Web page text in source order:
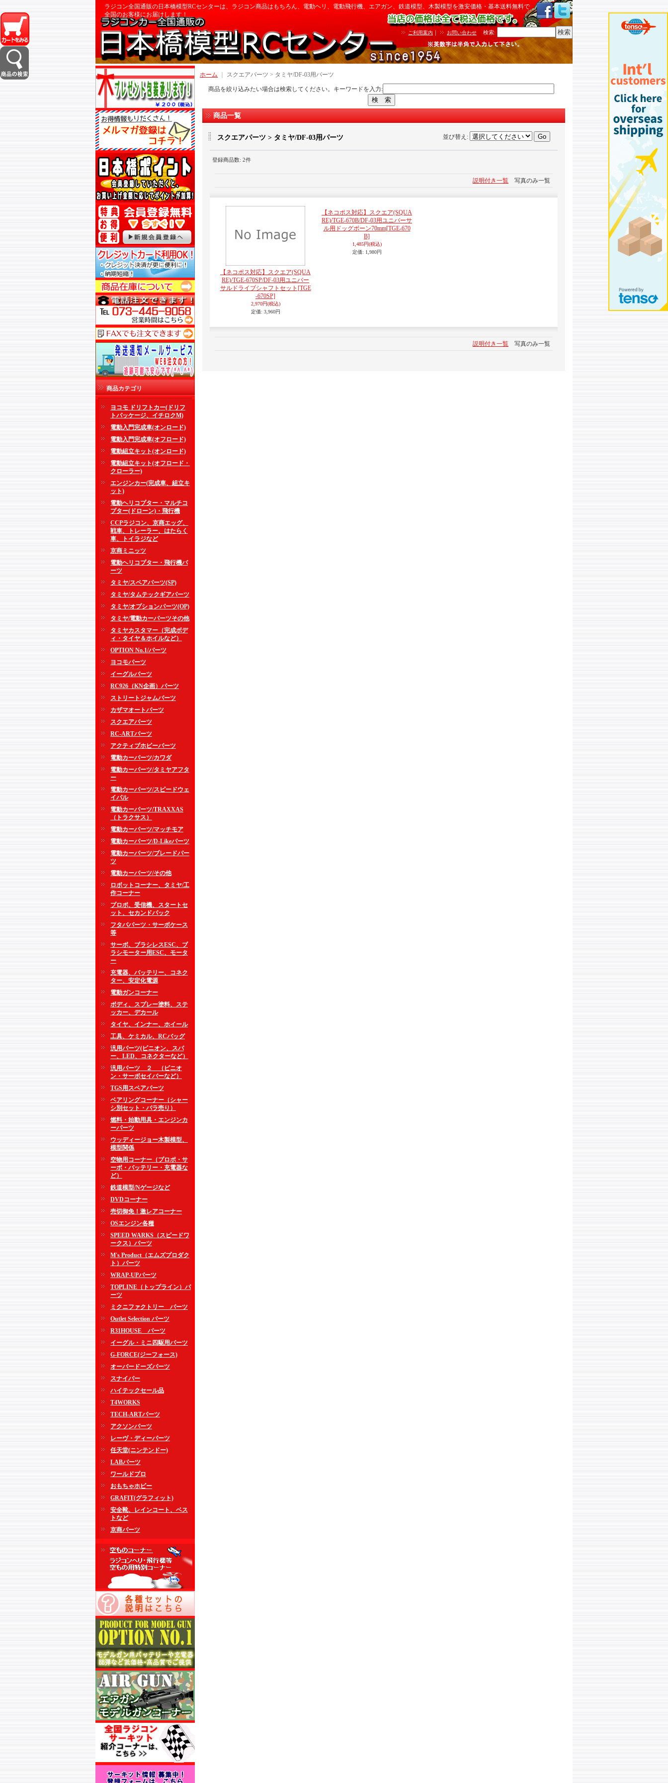
ラジコン全国通販の日本橋模型RCセンターは、ラジコン商品はもちろん、電動ヘリ、電動飛行機、エアガン、鉄道模型、木製模型を激安価格・基本送料無料で
全国のお客様にお届けします！
ご利用案内 ｜ お問い合わせ 検索:
商品カテゴリ
ヨコモ ドリフトカー(ドリフ
トパッケージ、イチロクM)
電動入門完成車(オンロード)
電動入門完成車(オフロード)
電動組立キット(オンロード)
電動組立キット(オフロード・
クローラー)
エンジンカー(完成車、組立キ
ット)
電動ヘリコプター・マルチコ
プター(ドローン)・飛行機
CCPラジコン、京商エッグ、
戦車、トレーラー、はたらく
車、トイラジなど
京商ミニッツ
電動ヘリコプター・飛行機パ
ーツ
タミヤ/スペアパーツ(SP)
タミヤ/タムテックギアパーツ
タミヤ/オプションパーツ(OP)
タミヤ/電動カーパーツその他
タミヤカスタマー（完成ボデ
ィ・タイヤ＆ホイルなど）
OPTION No.1/パーツ
ヨコモパーツ
イーグルパーツ
RC926（KN企画）パーツ
ストリートジャムパーツ
カザマオートパーツ
スクエアパーツ
RC-ARTパーツ
アクティブホビーパーツ
電動カーパーツ/カワダ
電動カーパーツ/タミヤアフタ
ー
電動カーパーツ/スピードウェ
イパル
電動カーパーツ/TRAXXAS
（トラクサス）
電動カーパーツ/マッチモア
電動カーパーツ/D-Likeパーツ
電動カーパーツ/ブレードパー
ツ
電動カーパーツ/その他
ロボットコーナー、タミヤ/工
作コーナー
プロポ、受信機、スタートセ
ット、セカンドパック
フタバパーツ・サーボケース
等
サーボ、ブラシレスESC、ブ
ラシモーター用ESC、モータ
ー
充電器、バッテリー、コネク
ター、安定化電源
電動ガンコーナー
ボディ、スプレー塗料、ステ
ッカー、デカール
タイヤ、インナー、ホイール
工具、ケミカル、RCバッグ
汎用パーツ(ピニオン、スパ
ー、LED、コネクターなど）
汎用パーツ ２ （ピニオ
ン・サーボセイバーなど）
TGS用スペアパーツ
ベアリングコーナー（シャー
シ別セット・バラ売り）
燃料・始動用具・エンジンカ
ーパーツ
ウッディージョー木製模型、
模型関係
空物用コーナー（プロポ・サ
ーボ・バッテリー・充電器な
ど）
鉄道模型/Nゲージなど
DVDコーナー
売切御免！激レアコーナー
OSエンジン各種
SPEED WARKS（スピードワ
ークス）パーツ
M's Product（エムズプロダク
ト）パーツ
WRAP-UPパーツ
TOPLINE（トップライン）パ
ーツ
ミクニファクトリー パーツ
Outlet Selection パーツ
R31HOUSE パーツ
イーグル・ミニ四駆用パーツ
G-FORCE(ジーフォース)
オーバードーズパーツ
スナイパー
ハイテックセール品
T4WORKS
TECH-ARTパーツ
アクソンパーツ
レーヴ・ディーパーツ
任天堂(ニンテンドー)
LABパーツ
ワールドプロ
おもちゃホビー
GRAFIT(グラフィット)
安全靴、レインコート、ベス
トなど
京商パーツ
ホーム スクエアパーツ > タミヤ/DF-03用パーツ
商品を絞り込みたい場合は検索してください。キーワードを入力:
商品一覧
スクエアパーツ > タミヤ/DF-03用パーツ 並び替え :
登録商品数: 2件
説明付き一覧 写真のみ一覧
【ネコポス対応】スクエア(SQUA
RE)/TGE-670SP/DF-03用ユニバー
サルドライブシャフトセット [TGE
-670SP]
2,970円(税込)
定価: 3,960円
【ネコポス対応】スクエア(SQUA
RE)/TGE-670B/DF-03用ユニバーサ
ル用ドッグボーン70mm[TGE-670
B]
1,485円(税込)
定価: 1,980円
説明付き一覧 写真のみ一覧